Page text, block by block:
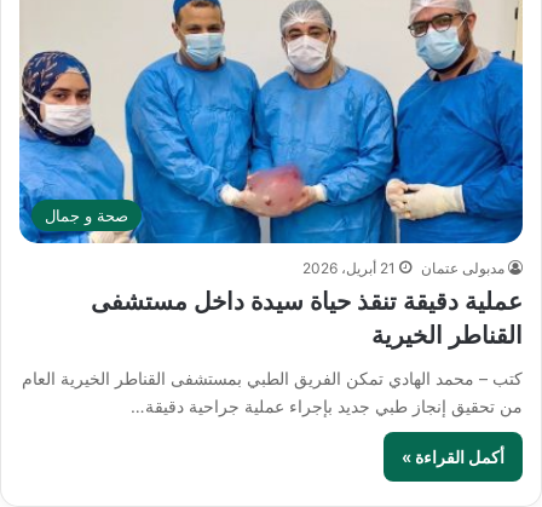
صحة و جمال
مدبولى عتمان 21 أبريل، 2026
عملية دقيقة تنقذ حياة سيدة داخل مستشفى
القناطر الخيرية
كتب – محمد الهادي تمكن الفريق الطبي بمستشفى القناطر الخيرية العام
من تحقيق إنجاز طبي جديد بإجراء عملية جراحية دقيقة…
أكمل القراءة »